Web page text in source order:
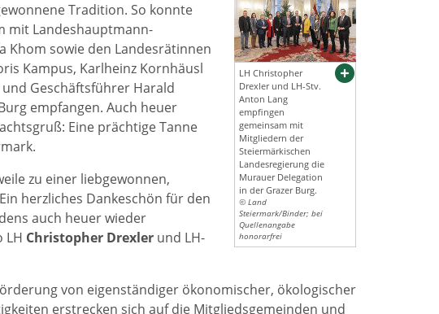
LH Christopher
Drexler und LH-Stv.
Anton Lang
empfingen
gemeinsam mit
Mitgliedern der
Steiermärkischen
Landesregierung die
Murauer Delegation
in der Grazer Burg.
© Land
Steiermark/Binder; bei
Quellenangabe
honorarfrei
Tradition. So konnte
mit Landeshauptmann-
Khom sowie den Landesrätinnen
Kampus, Karlheinz Kornhäusl
Geschäftsführer Harald
empfangen. Auch heuer
Eine prächtige Tanne
zu einer liebgewonnen,
herzliches Dankeschön für den
auch heuer wieder
LH Christopher Drexlerund LH-
von eigenständiger ökonomischer, ökologischer
erstrecken sich auf die Mitgliedsgemeinden und